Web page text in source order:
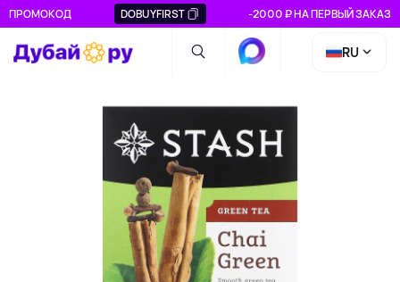
ПРОМОКОД DOBUYFIRST -2000 ₽ НА ПЕРВЫЙ ЗАКАЗ
RU